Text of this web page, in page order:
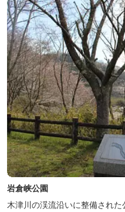
岩倉峡公園
木津川の渓流沿いに整備され